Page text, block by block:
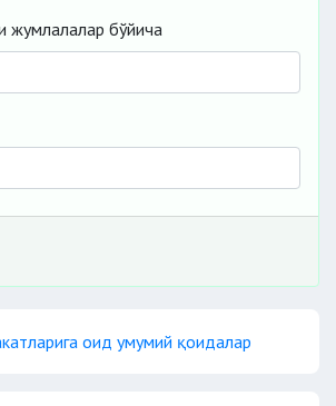
жумлалалар бўйича
оид умумий қоидалар